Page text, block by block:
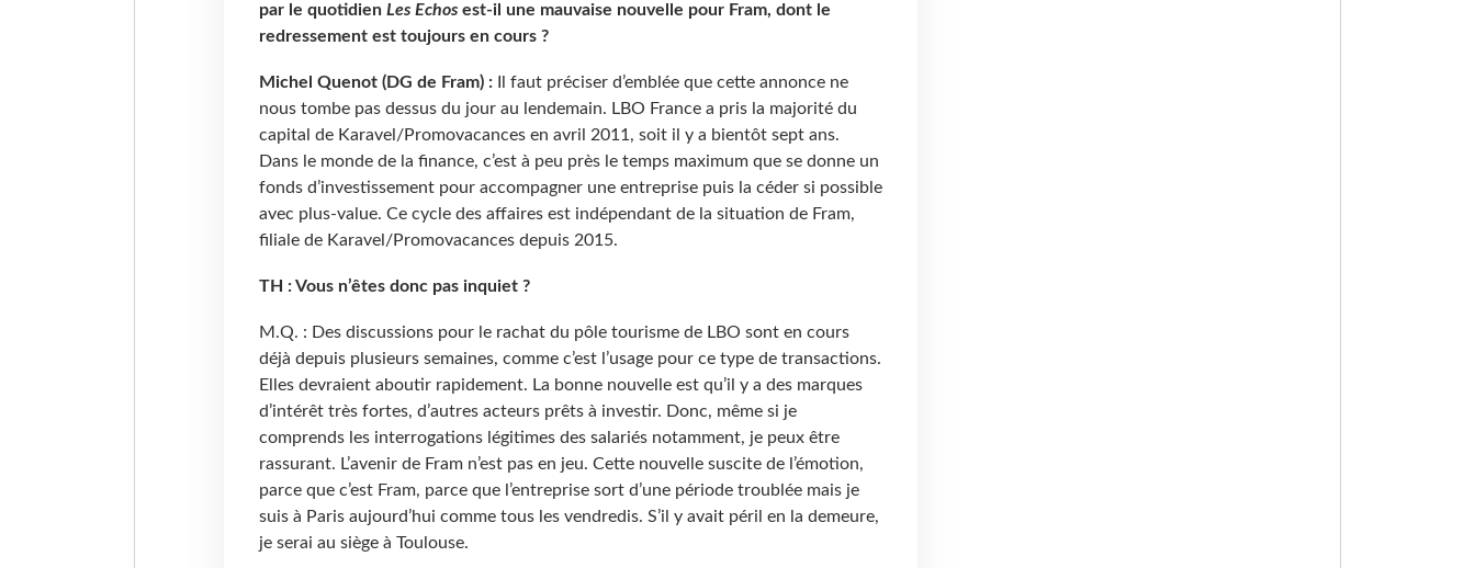
par le quotidien Les Echosest-il une mauvaise nouvelle pour Fram, dont le
redressement est toujours en cours ?
Michel Quenot (DG de Fram) :Il faut préciser d’emblée que cette annonce ne
nous tombe pas dessus du jour au lendemain. LBO France a pris la majorité du
capital de Karavel/Promovacances en avril 2011, soit il y a bientôt sept ans.
Dans le monde de la finance, c’est à peu près le temps maximum que se donne un
fonds d’investissement pour accompagner une entreprise puis la céder si possible
avec plus-value. Ce cycle des affaires est indépendant de la situation de Fram,
filiale de Karavel/Promovacances depuis 2015.
TH : Vous n’êtes donc pas inquiet ?
M.Q. : Des discussions pour le rachat du pôle tourisme de LBO sont en cours
déjà depuis plusieurs semaines, comme c’est l’usage pour ce type de transactions.
Elles devraient aboutir rapidement. La bonne nouvelle est qu’il y a des marques
d’intérêt très fortes, d’autres acteurs prêts à investir. Donc, même si je
comprends les interrogations légitimes des salariés notamment, je peux être
rassurant. L’avenir de Fram n’est pas en jeu. Cette nouvelle suscite de l’émotion,
parce que c’est Fram, parce que l’entreprise sort d’une période troublée mais je
suis à Paris aujourd’hui comme tous les vendredis. S’il y avait péril en la demeure,
je serai au siège à Toulouse.